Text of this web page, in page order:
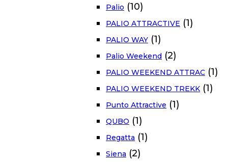
Palio (10)
PALIO ATTRACTIVE (1)
PALIO WAY (1)
Palio Weekend (2)
PALIO WEEKEND ATTRAC (1)
PALIO WEEKEND TREKK (1)
Punto Attractive (1)
QUBO (1)
Regatta (1)
Siena (2)